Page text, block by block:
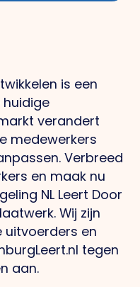
is een
verandert
medewerkers
Verbreed
en maak nu
NL Leert Door
Wij zijn
uitvoerders en
tegen
aan.